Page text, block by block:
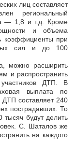
лиц составляет
региональный
— 1,8 и т.д. Кроме
и объема
коэффициенты при
сил и до 100
можно расширить
и распространить
ДТП. В
выплата по
составляет 240
пострадавших. То
тысяч будут делить
С. Шаталов же
на каждого